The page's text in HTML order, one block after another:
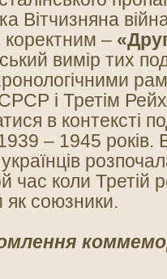
Вітчизняна
коректним –
вимір тих
і Третім
в контексті
– 1945 років.
час коли
як союзники.